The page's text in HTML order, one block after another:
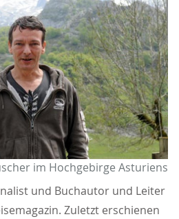
im Hochgebirge Asturiens
und Buchautor und Leiter
Zuletzt erschienen